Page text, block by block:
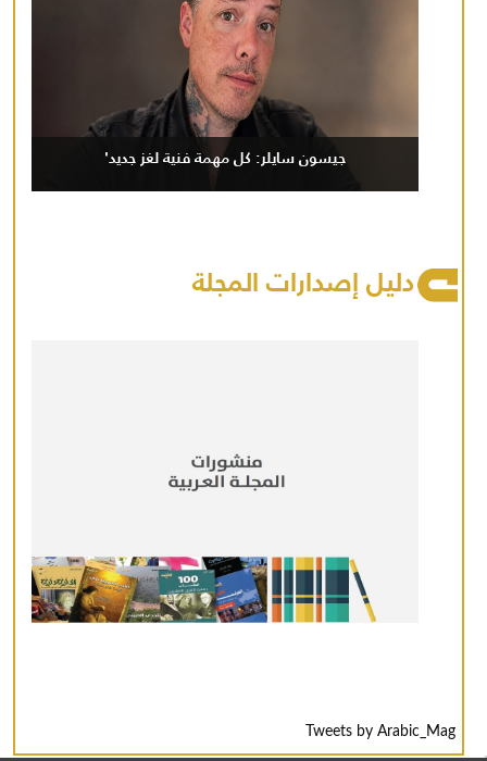
جيسون سايلر: كل مهمة فنية لغز جديد'
دليل إصدارات المجلة
Tweets by Arabic_Mag